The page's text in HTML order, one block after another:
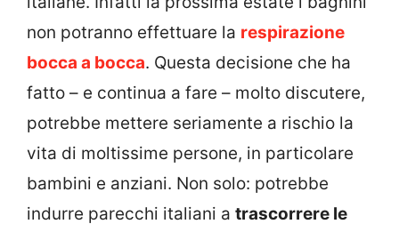
non potranno effettuare la respirazione
bocca a bocca. Questa decisione che ha
fatto – e continua a fare – molto discutere,
potrebbe mettere seriamente a rischio la
vita di moltissime persone, in particolare
bambini e anziani. Non solo: potrebbe
indurre parecchi italiani a trascorrere le